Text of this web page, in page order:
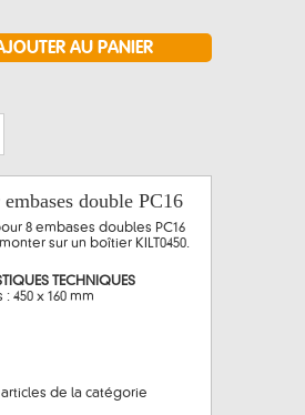
double PC16
8 embases doubles PC16
sur un boîtier KILT0450.
TECHNIQUES
450 x 160 mm
de la catégorie